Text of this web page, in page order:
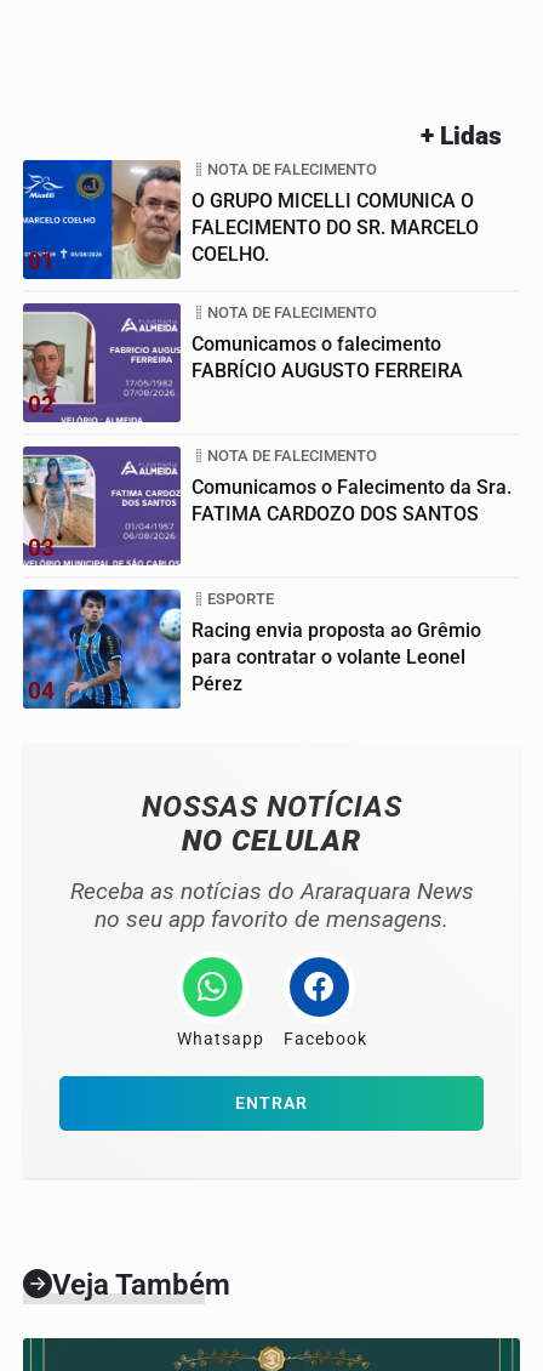
+ Lidas
01
NOTA DE FALECIMENTO
O GRUPO MICELLI COMUNICA O
FALECIMENTO DO SR. MARCELO
COELHO.
02
NOTA DE FALECIMENTO
Comunicamos o falecimento
FABRÍCIO AUGUSTO FERREIRA
03
NOTA DE FALECIMENTO
Comunicamos o Falecimento da Sra.
FATIMA CARDOZO DOS SANTOS
04
ESPORTE
Racing envia proposta ao Grêmio
para contratar o volante Leonel
Pérez
NOSSAS NOTÍCIAS
NO CELULAR
Receba as notícias do Araraquara News
no seu app favorito de mensagens.
Whatsapp Facebook
ENTRAR
Veja Também